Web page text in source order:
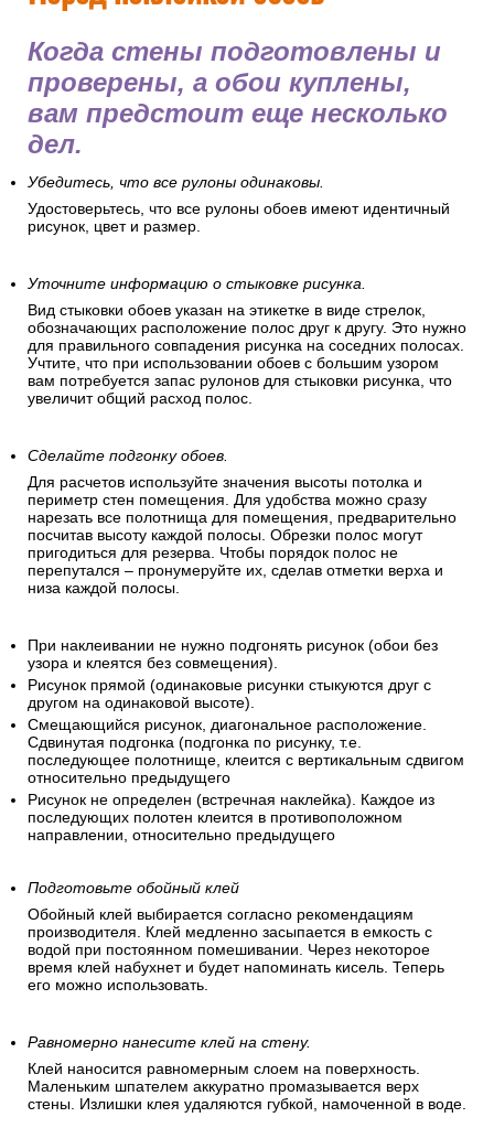
Когда стены подготовлены и
проверены, а обои куплены,
вам предстоит еще несколько
дел.
Убедитесь, что все рулоны одинаковы.
Удостоверьтесь, что все рулоны обоев имеют идентичный
рисунок, цвет и размер.
Уточните информацию о стыковке рисунка.
Вид стыковки обоев указан на этикетке в виде стрелок,
обозначающих расположение полос друг к другу. Это нужно
для правильного совпадения рисунка на соседних полосах.
Учтите, что при использовании обоев с большим узором
вам потребуется запас рулонов для стыковки рисунка, что
увеличит общий расход полос.
Сделайте подгонку обоев.
Для расчетов используйте значения высоты потолка и
периметр стен помещения. Для удобства можно сразу
нарезать все полотнища для помещения, предварительно
посчитав высоту каждой полосы. Обрезки полос могут
пригодиться для резерва. Чтобы порядок полос не
перепутался – пронумеруйте их, сделав отметки верха и
низа каждой полосы.
При наклеивании не нужно подгонять рисунок (обои без
узора и клеятся без совмещения).
Рисунок прямой (одинаковые рисунки стыкуются друг с
другом на одинаковой высоте).
Смещающийся рисунок, диагональное расположение.
Сдвинутая подгонка (подгонка по рисунку, т.е.
последующее полотнище, клеится с вертикальным сдвигом
относительно предыдущего
Рисунок не определен (встречная наклейка). Каждое из
последующих полотен клеится в противоположном
направлении, относительно предыдущего
Подготовьте обойный клей
Обойный клей выбирается согласно рекомендациям
производителя. Клей медленно засыпается в емкость с
водой при постоянном помешивании. Через некоторое
время клей набухнет и будет напоминать кисель. Теперь
его можно использовать.
Равномерно нанесите клей на стену.
Клей наносится равномерным слоем на поверхность.
Маленьким шпателем аккуратно промазывается верх
стены. Излишки клея удаляются губкой, намоченной в воде.